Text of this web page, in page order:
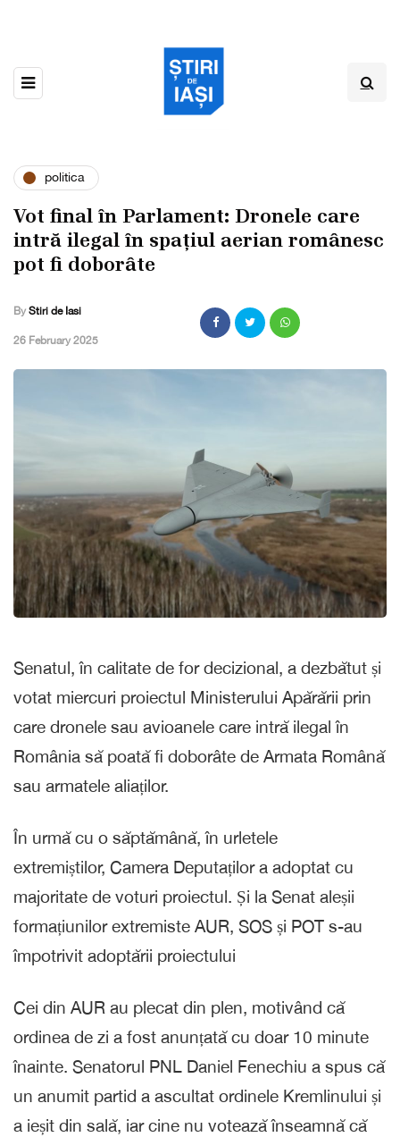
politica
Vot final în Parlament: Dronele care
intră ilegal în spațiul aerian românesc
pot fi doborâte
By Stiri de Iasi
,26 February 2025
Senatul, în calitate de for decizional, a dezbătut și
votat miercuri proiectul Ministerului Apărării prin
care dronele sau avioanele care intră ilegal în
România să poată fi doborâte de Armata Română
sau armatele aliaților.
În urmă cu o săptămână, în urletele
extremiștilor, Camera Deputaților a adoptat cu
majoritate de voturi proiectul. Și la Senat aleșii
formațiunilor extremiste AUR, SOS și POT s-au
împotrivit adoptării proiectului
Cei din AUR au plecat din plen, motivând că
ordinea de zi a fost anunțată cu doar 10 minute
înainte. Senatorul PNL Daniel Fenechiu a spus că
un anumit partid a ascultat ordinele Kremlinului și
a ieșit din sală, iar cine nu votează înseamnă că